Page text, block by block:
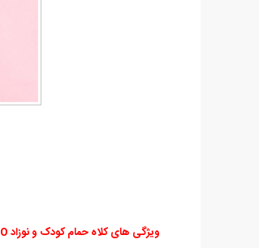
ویژگی های کلاه حمام کودک و نوزاد MILO